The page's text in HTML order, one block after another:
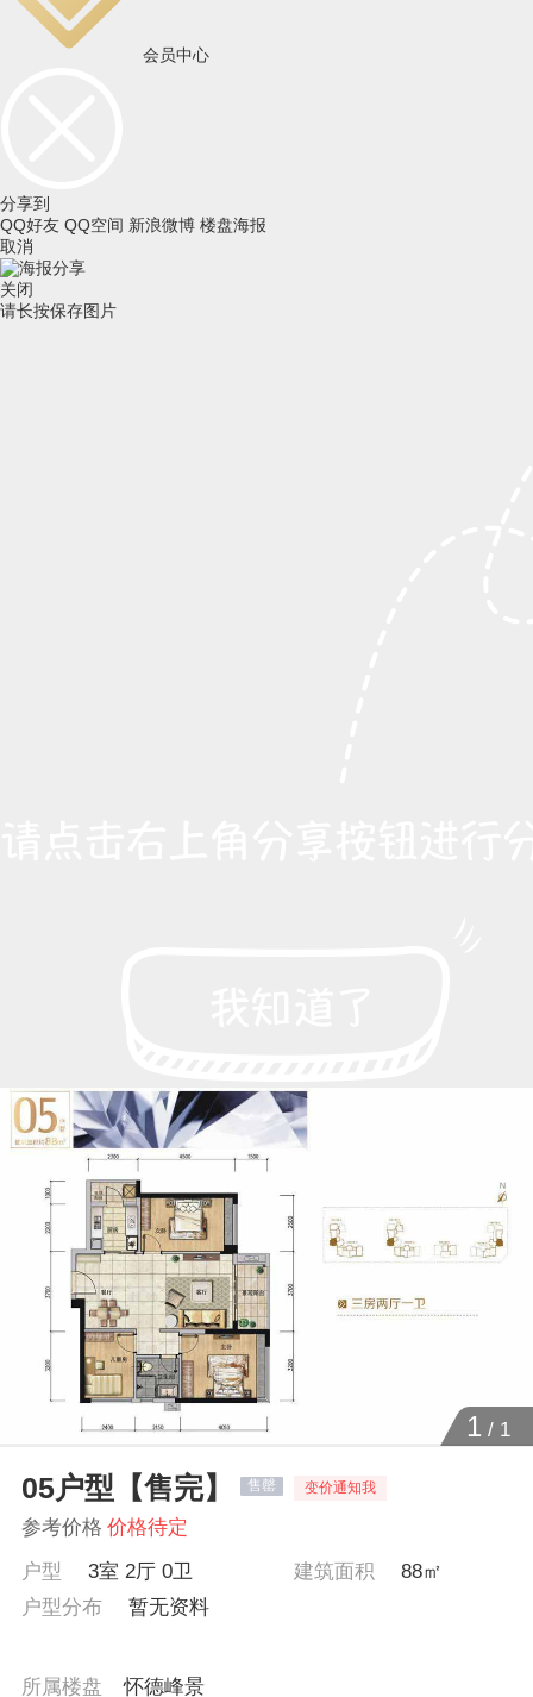
会员中心
分享到
QQ好友 QQ空间 新浪微博 楼盘海报
取消
关闭
请长按保存图片
1 / 1
05户型【售完】 售罄 变价通知我
参考价格 价格待定
户型
3室 2厅 0卫 建筑面积
88㎡
户型分布
暂无资料
所属楼盘 怀德峰景